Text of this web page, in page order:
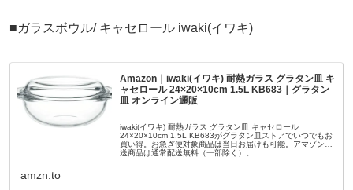
■ガラスボウル/ キャセロール iwaki(イワキ)
Amazon｜iwaki(イワキ) 耐熱ガラス グラタン皿 キ
ャセロール 24×20×10cm 1.5L KB683｜グラタン
皿 オンライン通販
iwaki(イワキ) 耐熱ガラス グラタン皿 キャセロール
24×20×10cm 1.5L KB683がグラタン皿ストアでいつでもお
買い得。お急ぎ便対象商品は当日お届けも可能。アマゾン配
送商品は通常配送無料（一部除く）。
amzn.to